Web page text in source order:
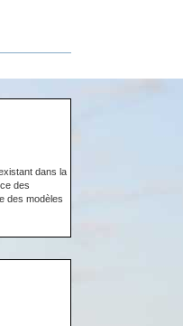
dans la
des
des modèles